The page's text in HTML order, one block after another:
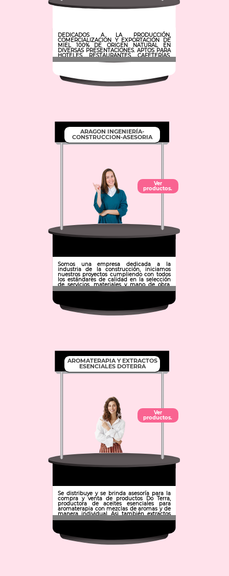
DEDICADOS A LA PRODUCCIÓN,
COMERCIALIZACIÓN Y EXPORTACIÓN DE
MIEL 100% DE ORIGEN NATURAL EN
DIVERSAS PRESENTACIONES. APTOS PARA
HOTELES, RESTAURANTES, CAFETERÍAS,
DESPENSAS, AUTOSERVICIOS, FOOD
ARAGON INGENIERÍA-
CONSTRUCCION-ASESORIA
Ver
productos.
Somos una empresa dedicada a la
industria de la construcción, iniciamos
nuestros proyectos cumpliendo con todos
los estándares de calidad en la selección
de servicios, materiales y mano de obra.
Desarrollamos diseños y proyectos siempre
AROMATERAPIA Y EXTRACTOS
ESENCIALES DOTERRA
Ver
productos.
Se distribuye y se brinda asesoría para la
compra y venta de productos Do Terra,
productora de aceites esenciales para
aromaterapia con mezclas de aromas y de
manera individual. Asi también extractos
de grado alimenticio para fortalecer el
orégano, sándalo, romero, limón, menta.. y
una gran variedad de ellos.